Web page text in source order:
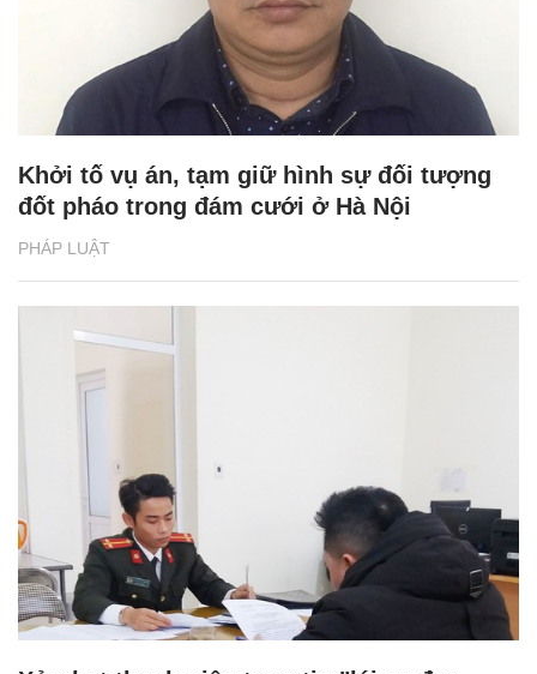
PHÁP LUẬT
Khởi tố vụ án, tạm giữ hình sự đối tượng
đốt pháo trong đám cưới ở Hà Nội